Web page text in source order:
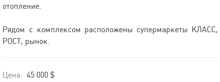
отопление.
Рядом с комплексом расположены супермаркеты КЛАСС,
РОСТ, рынок.
Цена: 45 000 $